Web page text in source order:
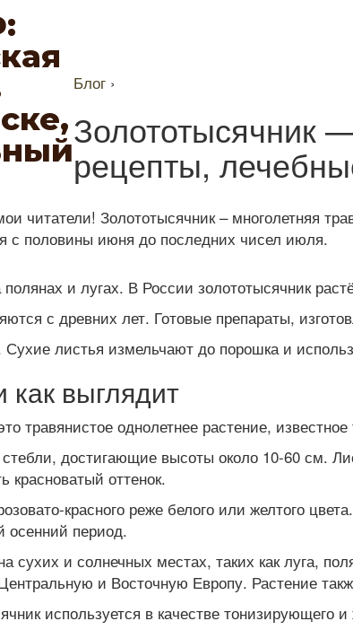
Блог ›
Золототысячник
рецепты,
читатели! Золототысячник – многолетняя
с половины июня до последних чисел июля.
и лугах. В России золототысячник
с древних лет. Готовые препараты,
Сухие листья измельчают до порошка и
как выглядит
травянистое однолетнее растение,
достигающие высоты около 10-60 см.
красноватый оттенок.
красного реже белого или желтого
осенний период.
сухих и солнечных местах, таких как луга,
и Восточную Европу. Растение
используется в качестве тонизирующего